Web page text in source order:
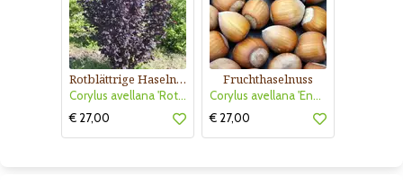
Rotblättrige Haselnuss
Corylus avellana 'Rote Zellernuss'
€ 27,00
Fruchthaselnuss
Corylus avellana 'Ennie'
€ 27,00